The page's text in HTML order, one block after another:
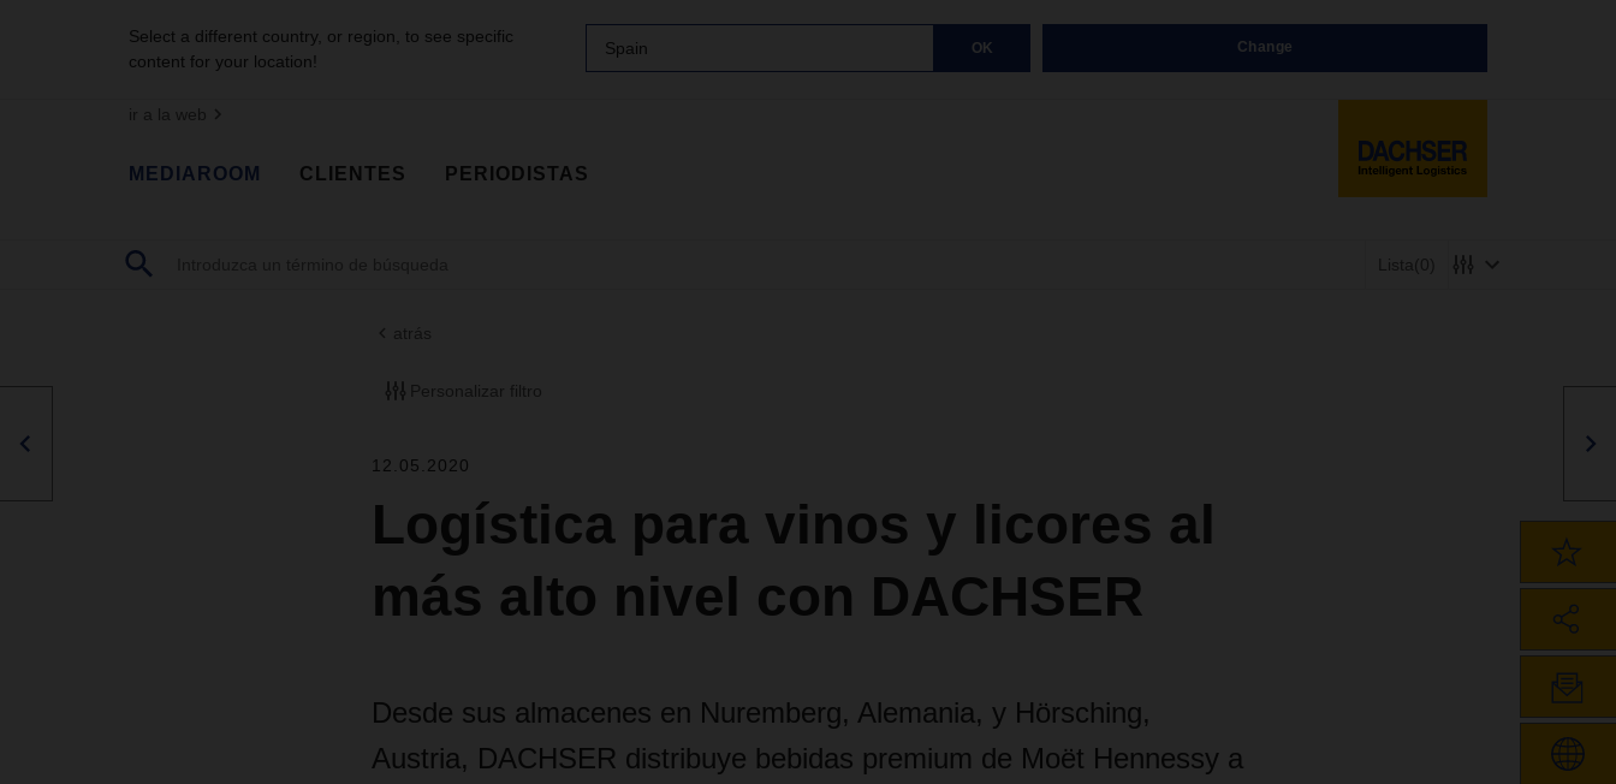
Select a different country, or region, to see specific
content for your location!
Spain OK Change
ir a la web
MEDIAROOM CLIENTES PERIODISTAS
Lista (0)
atrás
Personalizar filtro
12.05.2020
Logística para vinos y licores al
más alto nivel con DACHSER
Desde sus almacenes en Nuremberg, Alemania, y Hörsching,
Austria, DACHSER distribuye bebidas premium de Moët Hennessy a